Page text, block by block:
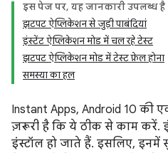
इस पेज पर, यह जानकारी उपलब्ध है
झटपट ऐप्लिकेशन से जुड़ी पाबंदियां
इंस्टेंट ऐप्लिकेशन मोड में चल रहे टेस्ट
झटपट ऐप्लिकेशन मोड में टेस्ट फ़ेल होना
समस्या का हल
Instant Apps, Android 10 की
ज़रूरी है कि ये ठीक से काम
इंस्टॉल हो जाते हैं. इसलिए, इनमें